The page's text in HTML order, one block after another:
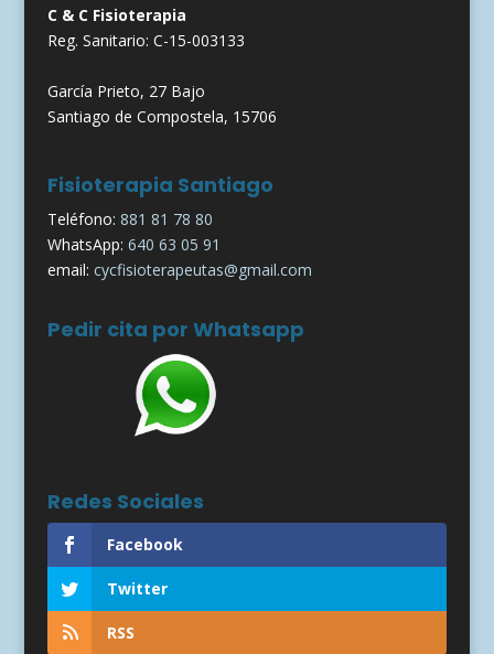
C & C Fisioterapia
Reg. Sanitario: C-15-003133
García Prieto, 27 Bajo
Santiago de Compostela, 15706
Fisioterapia Santiago
Teléfono: 881 81 78 80
WhatsApp: 640 63 05 91
email: cycfisioterapeutas@gmail.com
Pedir cita por Whatsapp
Redes Sociales
Facebook
Twitter
RSS